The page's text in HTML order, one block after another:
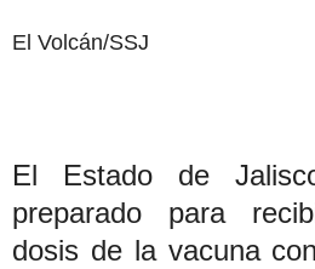
El Volcán/SSJ
El Estado de
preparado para
dosis de la vacuna